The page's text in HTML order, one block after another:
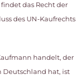
das Recht der
des UN-Kaufrechts
handelt, der
hat, ist